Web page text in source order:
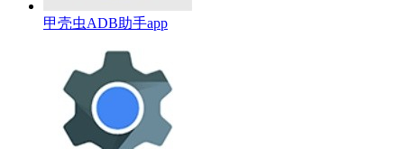
甲壳虫ADB助手app